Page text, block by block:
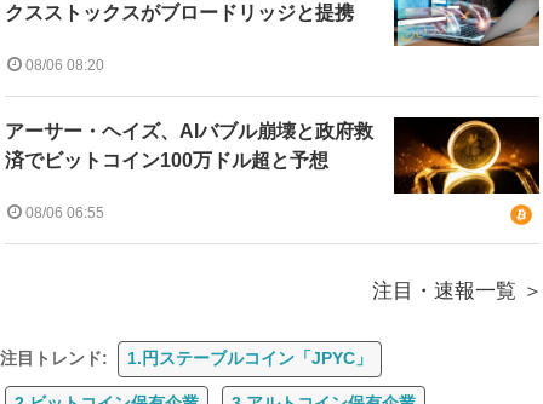
クスストックスがブロードリッジと提携
08/06 08:20
アーサー・ヘイズ、AIバブル崩壊と政府救
済でビットコイン100万ドル超と予想
08/06 06:55
注目・速報一覧
注目トレンド: 1.円ステーブルコイン「JPYC」